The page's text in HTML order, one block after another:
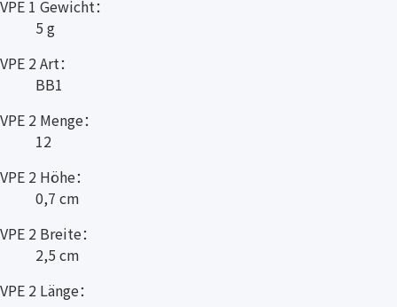
VPE 1 Gewicht：
5 g
VPE 2 Art：
BB1
VPE 2 Menge：
12
VPE 2 Höhe：
0,7 cm
VPE 2 Breite：
2,5 cm
VPE 2 Länge：